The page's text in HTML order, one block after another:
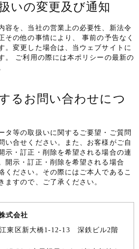
いの変更及び通知
容を、当社の営業上の必要性、新法令
その他の事情により、 事前の予告なく
。変更した場合は、当ウェブサイトに
。 ご利用の際には本ポリシーの最新の
るお問い合わせにつ
タ等の取扱いに関するご要望・ご質問
い合せください。また、お客様がご自
示・訂正・削除を希望される場合の連
開示・訂正・削除を希望される場合
ください。その際にはご本人であるこ
ますので、ご了承ください。
式会社
東区新大橋1-12-13 深鉄ビル2階